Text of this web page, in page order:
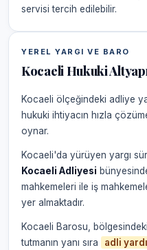
servisi tercih edilebilir.
YEREL YARGI VE BARO
Kocaeli Hukuki
Kocaeli ölçeğindeki adliye
hukuki ihtiyacın hızla
oynar.
Kocaeli'da yürüyen yargı
Kocaeli Adliyesi
mahkemeleri ile iş
yer almaktadır.
Kocaeli Barosu,
tutmanın yanı sıra
adli